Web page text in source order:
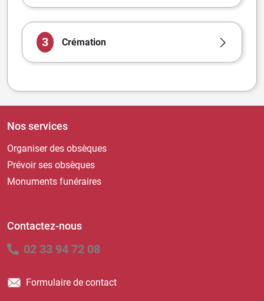
3 Crémation
Nos services
Organiser des obsèques
Prévoir ses obsèques
Monuments funéraires
Contactez-nous
02 33 94 72 08
Formulaire de contact